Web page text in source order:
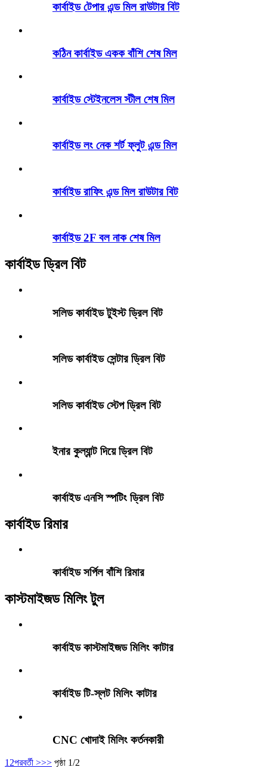
কার্বাইড টেপার এন্ড মিল রাউটার বিট
কঠিন কার্বাইড একক বাঁশি শেষ মিল
কার্বাইড স্টেইনলেস স্টীল শেষ মিল
কার্বাইড লং নেক শর্ট ফ্লুট এন্ড মিল
কার্বাইড রাফিং এন্ড মিল রাউটার বিট
কার্বাইড 2F বল নাক শেষ মিল
কার্বাইড ড্রিল বিট
সলিড কার্বাইড টুইস্ট ড্রিল বিট
সলিড কার্বাইড সেন্টার ড্রিল বিট
সলিড কার্বাইড স্টেপ ড্রিল বিট
ইনার কুল্যান্ট দিয়ে ড্রিল বিট
কার্বাইড এনসি স্পটিং ড্রিল বিট
কার্বাইড রিমার
কার্বাইড সর্পিল বাঁশি রিমার
কাস্টমাইজড মিলিং টুল
কার্বাইড কাস্টমাইজড মিলিং কাটার
কার্বাইড টি-স্লট মিলিং কাটার
CNC খোদাই মিলিং কর্তনকারী
1 2পরবর্তী >>> পৃষ্ঠা 1/2